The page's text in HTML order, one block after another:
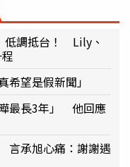
低調抵台！ Lily、
望是假新聞」
最長3年」 他回應
言承旭心痛：謝謝遇